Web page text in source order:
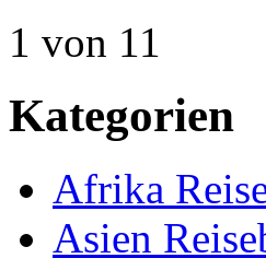
1 von 11
Kategorien
Afrika
Asien